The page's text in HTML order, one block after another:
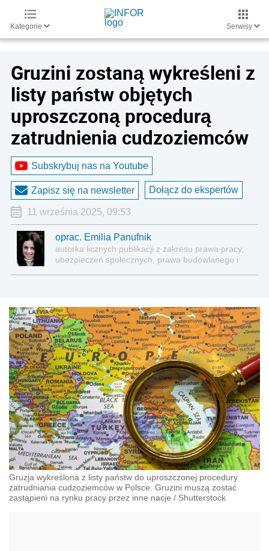
Kategorie Serwisy
Gruzini zostaną wykreśleni z
listy państw objętych
uproszczoną procedurą
zatrudnienia cudzoziemców
Subskrybuj nas na Youtube
Zapisz się na newsletter Dołącz do ekspertów
11 września 2025, 09:53
oprac. Emilia Panufnik
autorka licznych publikacji z zakresu prawa pracy,
ubezpieczeń społecznych, prawa budowlanego i
Gruzja wykreślona z listy państw do uproszczonej procedury
zatrudniania cudzoziemców w Polsce. Gruzini muszą zostać
zastąpieni na rynku pracy przez inne nacje / Shutterstock